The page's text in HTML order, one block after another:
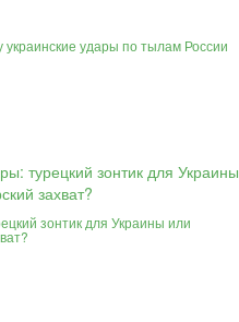
удары по тылам России
зонтик для Украины или